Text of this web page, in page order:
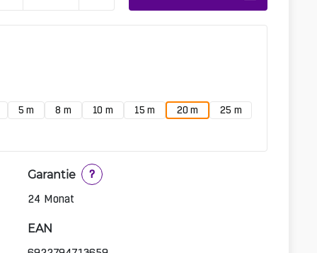
5 m 8 m 10 m 15 m 20 m 25 m
Garantie
?
24 Monat
EAN